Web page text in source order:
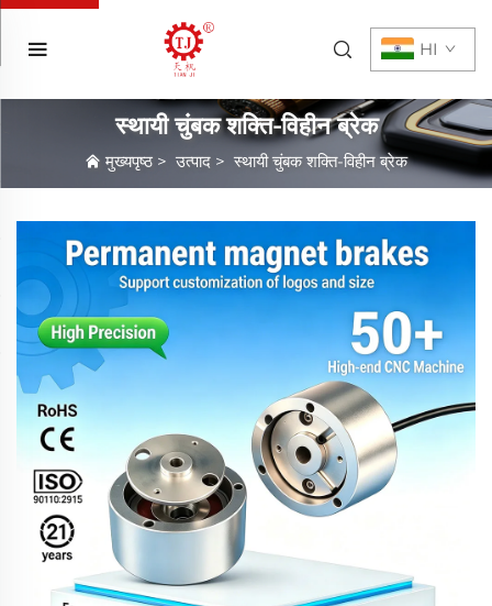
HI
स्थायी चुंबक शक्ति-विहीन ब्रेक
मुख्यपृष्ठ > उत्पाद > स्थायी चुंबक शक्ति-विहीन ब्रेक